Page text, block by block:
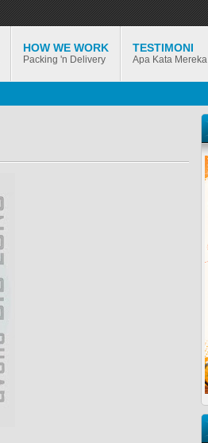
TESTIMONI
Apa Kata Mereka
HOW WE WORK
Packing 'n Delivery